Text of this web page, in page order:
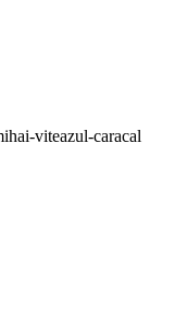
viteazul-caracal